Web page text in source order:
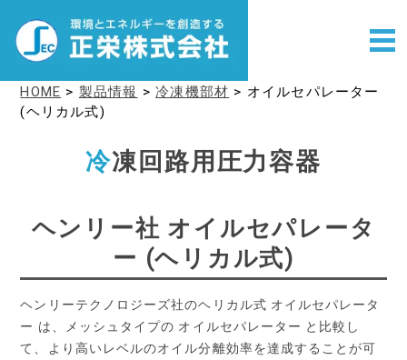
HOME > 製品情報 >冷凍機部材 > オイルセパレーター
(ヘリカル式)
冷凍回路用圧力容器
ヘンリー社 オイルセパレータ
ー (ヘリカル式)
ヘンリーテクノロジーズ社のヘリカル式 オイルセパレータ
ー は、メッシュタイプの オイルセパレーター と比較し
て、より高いレベルのオイル分離効率を達成することが可